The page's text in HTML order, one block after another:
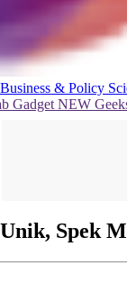
Business & Policy
Gadget NEW
Spek